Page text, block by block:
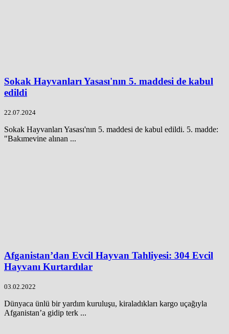
Sokak Hayvanları Yasası'nın 5. maddesi de kabul
edildi
22.07.2024
Sokak Hayvanları Yasası'nın 5. maddesi de kabul edildi. 5. madde:
"Bakımevine alınan ...
Afganistan’dan Evcil Hayvan Tahliyesi: 304 Evcil
Hayvanı Kurtardılar
03.02.2022
Dünyaca ünlü bir yardım kuruluşu, kiraladıkları kargo uçağıyla
Afganistan’a gidip terk ...